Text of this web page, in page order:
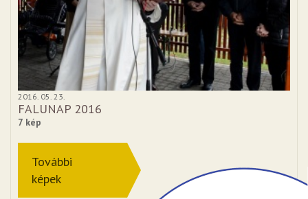
2016. 05. 23.
FALUNAP 2016
7 kép
További
képek